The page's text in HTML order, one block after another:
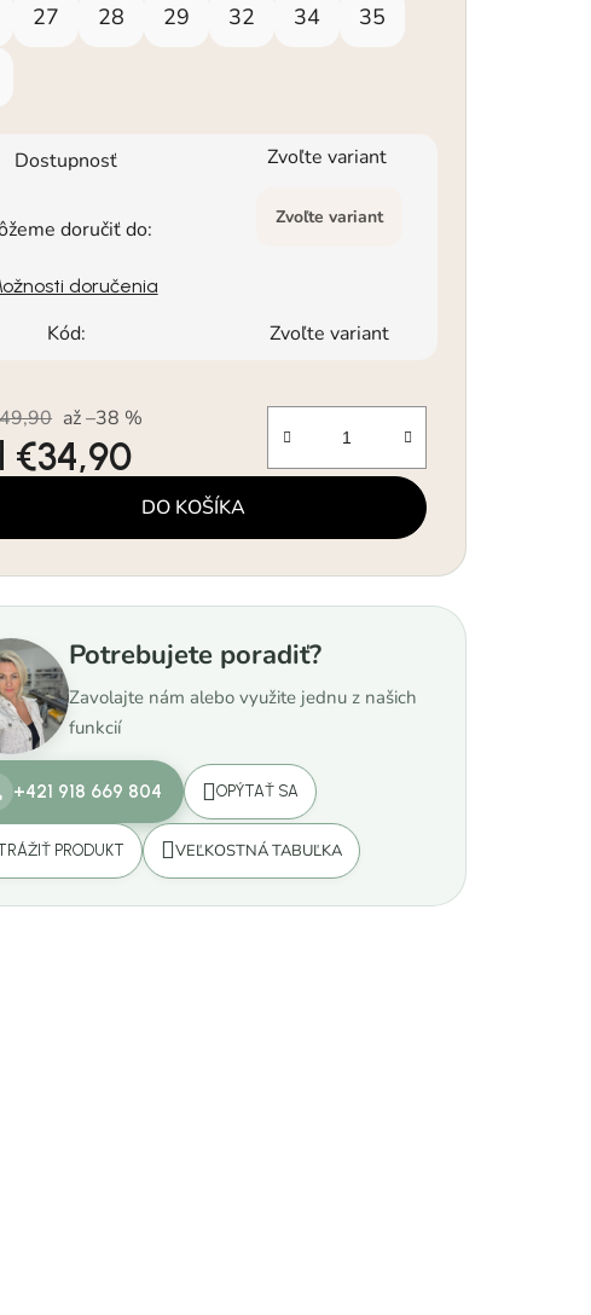
27 28 29 32 34 35
Dostupnosť Zvoľte variant
doručiť do: Zvoľte variant
doručenia
Kód: Zvoľte variant
až –38 %
€34,90
cena: DO KOŠÍKA
Potrebujete poradiť?
Zavolajte nám alebo využite jednu z našich
funkcií
+421 918 669 804 OPÝTAŤ SA
PRODUKT VEĽKOSTNÁ TABUĽKA